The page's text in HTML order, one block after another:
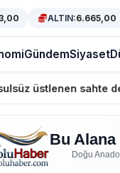
ALTIN:6.665,00
GündemSiyaset
sahte denetçilere
Bu Alana
Doğu